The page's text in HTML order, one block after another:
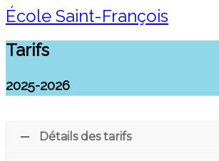
École Saint-François
Tarifs
2025-2026
Détails des tarifs